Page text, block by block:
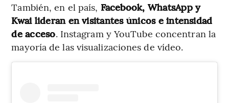
También, en el país, Facebook, WhatsApp y
Kwai lideran en visitantes únicos e intensidad
de acceso. Instagram y YouTube concentran la
mayoría de las visualizaciones de vídeo.